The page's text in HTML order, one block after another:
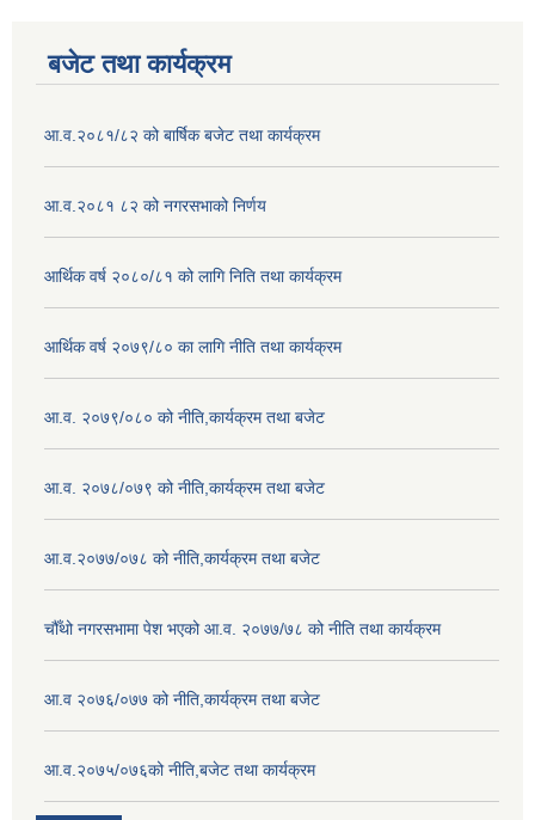
बजेट तथा कार्यक्रम
आ.व.२०८१/८२ को बार्षिक बजेट तथा कार्यक्रम
आ.व.२०८१ ८२ को नगरसभाको निर्णय
आर्थिक वर्ष २०८०/८१ को लागि निति तथा कार्यक्रम
आर्थिक वर्ष २०७९/८० का लागि नीति तथा कार्यक्रम
आ.व. २०७९/०८० को नीति,कार्यक्रम तथा बजेट
आ.व. २०७८/०७९ को नीति,कार्यक्रम तथा बजेट
आ.व.२०७७/०७८ को नीति,कार्यक्रम तथा बजेट
चौँथो नगरसभामा पेश भएको आ.व. २०७७/७८ को नीति तथा कार्यक्रम
आ.व २०७६/०७७ को नीति,कार्यक्रम तथा बजेट
आ.व.२०७५/०७६को नीति,बजेट तथा कार्यक्रम